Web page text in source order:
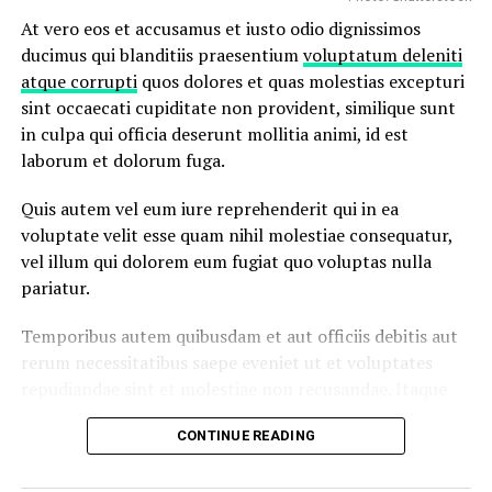
At vero eos et accusamus et iusto odio dignissimos
ducimus qui blanditiis praesentiumvoluptatum deleniti
atque corruptiquos dolores et quas molestias excepturi
sint occaecati cupiditate non provident, similique sunt
in culpa qui officia deserunt mollitia animi, id est
laborum et dolorum fuga.
Quis autem vel eum iure reprehenderit qui in ea
voluptate velit esse quam nihil molestiae consequatur,
vel illum qui dolorem eum fugiat quo voluptas nulla
pariatur.
Temporibus autem quibusdam et aut officiis debitis aut
rerum necessitatibus saepe eveniet ut et voluptates
earum rerum hictenetur a sapientedelectus, ut aut
reiciendis voluptatibus maiores alias consequatur aut
CONTINUE READING